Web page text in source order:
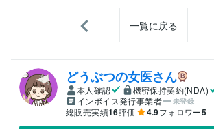
一覧に戻る
どうぶつの女医さん
本人確認
機密保持契約(NDA)
インボイス発行事業者
未登録
総販売実績16評価 4.9フォロワー5